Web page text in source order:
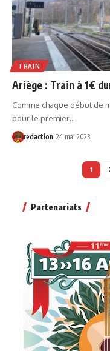
TRAIN
Ariège : Train à 1€
Comme chaque début de
pour le premier…
redaction 24 mai 2023
1
Partenariats